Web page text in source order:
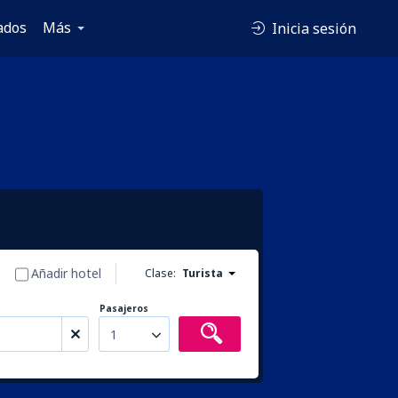
Más Inicia sesión
Clase: Turista
Añadir hotel
Pasajeros
1